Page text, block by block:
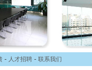
- 人才招聘 - 联系我们